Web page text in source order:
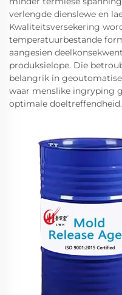
verlengde dienslewe en
Kwaliteitsversekering
temperatuurbestande
aangesien
produksielope. Die
belangrik in
waar menslike ingryping
optimale doeltreffendheid.